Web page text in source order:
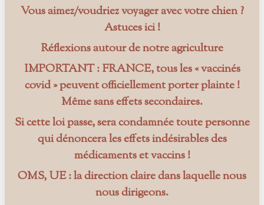
Vous aimez/voudriez voyager avec votre chien ?
Astuces ici !
Réflexions autour de notre agriculture
IMPORTANT : FRANCE, tous les « vaccinés
covid » peuvent officiellement porter plainte !
Même sans effets secondaires.
Si cette loi passe, sera condamnée toute personne
qui dénoncera les effets indésirables des
médicaments et vaccins !
OMS, UE : la direction claire dans laquelle nous
nous dirigeons.